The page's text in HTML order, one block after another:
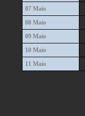
07 Maio
08 Maio
09 Maio
10 Maio
11 Maio